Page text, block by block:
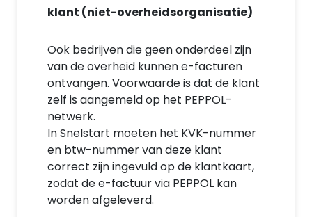
klant (niet-overheidsorganisatie)
Ook bedrijven die geen onderdeel zijn
van de overheid kunnen e-facturen
ontvangen. Voorwaarde is dat de klant
zelf is aangemeld op het PEPPOL-
netwerk.
In Snelstart moeten het KVK-nummer
en btw-nummer van deze klant
correct zijn ingevuld op de klantkaart,
zodat de e-factuur via PEPPOL kan
worden afgeleverd.